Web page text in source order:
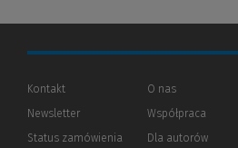
Kontakt
Newsletter
Status zamówienia
O nas
Współpraca
Dla autorów(Nowe
(Link